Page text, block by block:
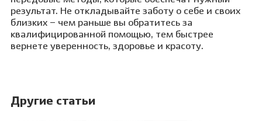
результат. Не откладывайте заботу о себе и своих
близких – чем раньше вы обратитесь за
квалифицированной помощью, тем быстрее
вернете уверенность, здоровье и красоту.
Другие статьи